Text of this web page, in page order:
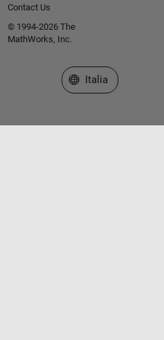
Contact Us
© 1994-2026 The
MathWorks, Inc.
Seleziona un sito web
Italia